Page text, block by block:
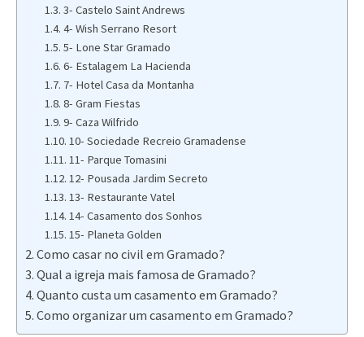
3- Castelo Saint Andrews
4- Wish Serrano Resort
5- Lone Star Gramado
6- Estalagem La Hacienda
7- Hotel Casa da Montanha
8- Gram Fiestas
9- Caza Wilfrido
10- Sociedade Recreio Gramadense
11- Parque Tomasini
12- Pousada Jardim Secreto
13- Restaurante Vatel
14- Casamento dos Sonhos
15- Planeta Golden
Como casar no civil em Gramado?
Qual a igreja mais famosa de Gramado?
Quanto custa um casamento em Gramado?
Como organizar um casamento em Gramado?